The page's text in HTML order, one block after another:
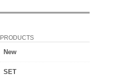
PRODUCTS
New
SET